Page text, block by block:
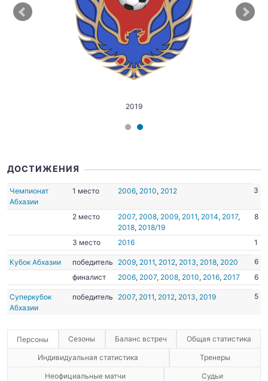
2019
ДОСТИЖЕНИЯ
Чемпионат
Абхазии
1 место 2006, 2010, 2012 3
2 место 2007, 2008, 2009, 2011, 2014, 2017,
2018, 2018/19
8
3 место 2016 1
Кубок Абхазии победитель 2009, 2011, 2012, 2013, 2018, 2020
6
финалист
2006, 2007, 2008, 2010, 2016, 2017 6
Суперкубок
Абхазии
победитель 2007, 2011, 2012, 2013, 2019 5
Персоны Сезоны Баланс встреч Общая статистика
Индивидуальная статистика Тренеры
Неофициальные матчи Судьи